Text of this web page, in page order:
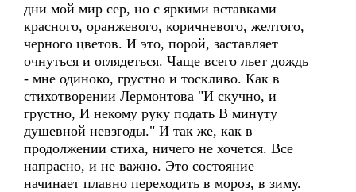
дни мой мир сер, но с яркими вставками
красного, оранжевого, коричневого, желтого,
черного цветов. И это, порой, заставляет
очнуться и оглядеться. Чаще всего льет дождь
- мне одиноко, грустно и тоскливо. Как в
стихотворении Лермонтова "И скучно, и
грустно, И некому руку подать В минуту
душевной невзгоды." И так же, как в
продолжении стиха, ничего не хочется. Все
напрасно, и не важно. Это состояние
начинает плавно переходить в мороз, в зиму.